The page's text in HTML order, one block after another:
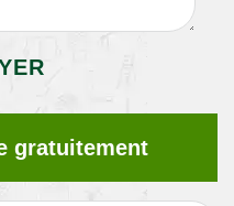
gratuitement